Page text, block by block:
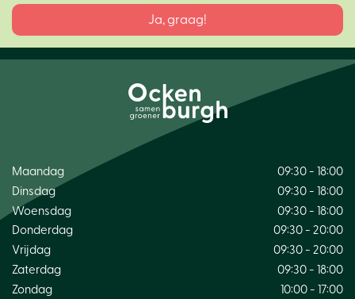
Maandag
09:30 - 18:00
Dinsdag
09:30 - 18:00
Woensdag
09:30 - 18:00
Donderdag
09:30 - 20:00
Vrijdag
09:30 - 20:00
Zaterdag
09:30 - 18:00
Zondag
10:00 - 17:00